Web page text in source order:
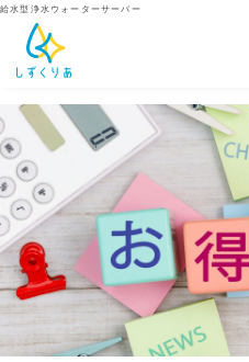
給水型浄水ウォーターサーバー